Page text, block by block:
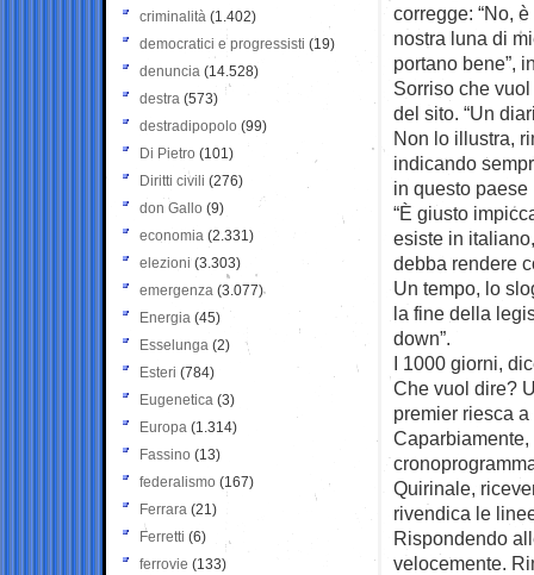
corregge: “No,
nostra luna di
portano bene”,
Sorriso che
del sito. “Un
Non lo illustra,
indicando
in questo
“È giusto
esiste in
debba rendere
Un tempo, lo
la fine della
down”.
I 1000 giorni,
Che vuol dire?
premier riesca a
Quirinale,
rivendica le
Rispondendo
velocemente.
criminalità (1.402)
democratici e progressisti (19)
denuncia (14.528)
destra (573)
destradipopolo (99)
Di Pietro (101)
Diritti civili (276)
don Gallo (9)
economia (2.331)
elezioni (3.303)
emergenza (3.077)
Energia (45)
Esselunga (2)
Esteri (784)
Eugenetica (3)
Europa (1.314)
Fassino (13)
federalismo (167)
Ferrara (21)
Ferretti (6)
ferrovie (133)